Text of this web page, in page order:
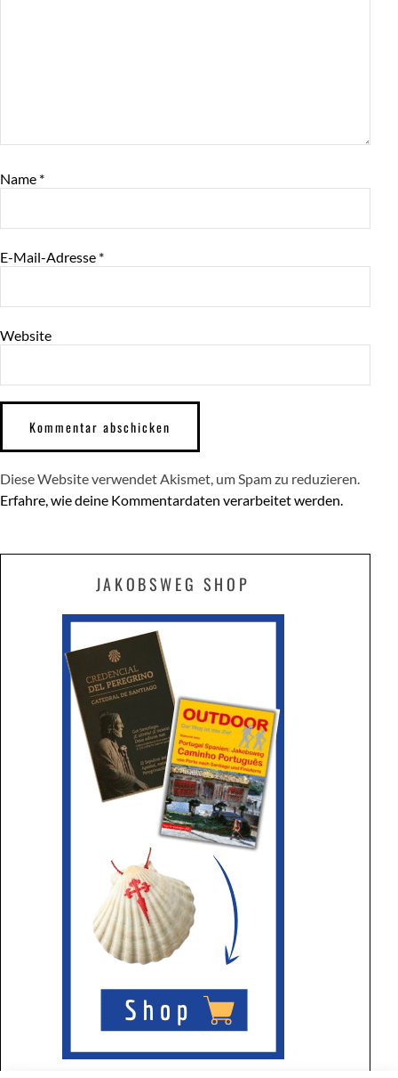
Name *
E-Mail-Adresse *
Website
Diese Website verwendet Akismet, um Spam zu reduzieren.
Erfahre, wie deine Kommentardaten verarbeitet werden.
JAKOBSWEG SHOP